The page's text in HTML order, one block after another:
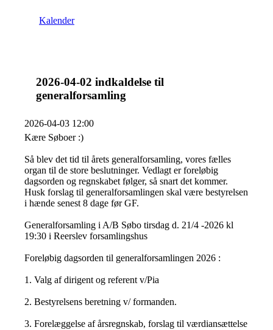
Kalender
2026-04-02 indkaldelse til
generalforsamling
2026-04-03 12:00
Kære Søboer :)
Så blev det tid til årets generalforsamling, vores fælles
organ til de store beslutninger. Vedlagt er foreløbig
dagsorden og regnskabet følger, så snart det kommer.
Husk forslag til generalforsamlingen skal være bestyrelsen
i hænde senest 8 dage før GF.
Generalforsamling i A/B Søbo tirsdag d. 21/4 -2026 kl
19:30 i Reerslev forsamlingshus
Foreløbig dagsorden til generalforsamlingen 2026 :
1. Valg af dirigent og referent v/Pia
2. Bestyrelsens beretning v/ formanden.
3. Forelæggelse af årsregnskab, forslag til værdiansættelse